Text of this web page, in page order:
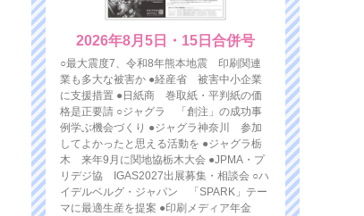
2026年8月5日・15日合併号
○最大震度7、令和8年熊本地震 印刷関連
業も多大な被害か ●経産省 被害中小企業
に支援措置 ●日紙商 巻取紙・平判紙の価
格是正要請 ○ジャグラ 「創注」の成功事
例学ぶ機会づくり ●ジャグラ神奈川 参加
してよかったと思える活動を ●ジャグラ栃
木 来年9月に関地協栃木大会 ●JPMA・プ
リデジ協 IGAS2027出展募集・相談会 ○ハ
イデルベルグ・ジャパン 「SPARK」テー
マに最適生産を提案 ●印刷メディア年金